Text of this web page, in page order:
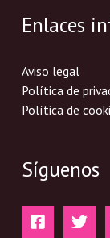
Enlaces
Aviso legal
Política de
Política de
Síguenos